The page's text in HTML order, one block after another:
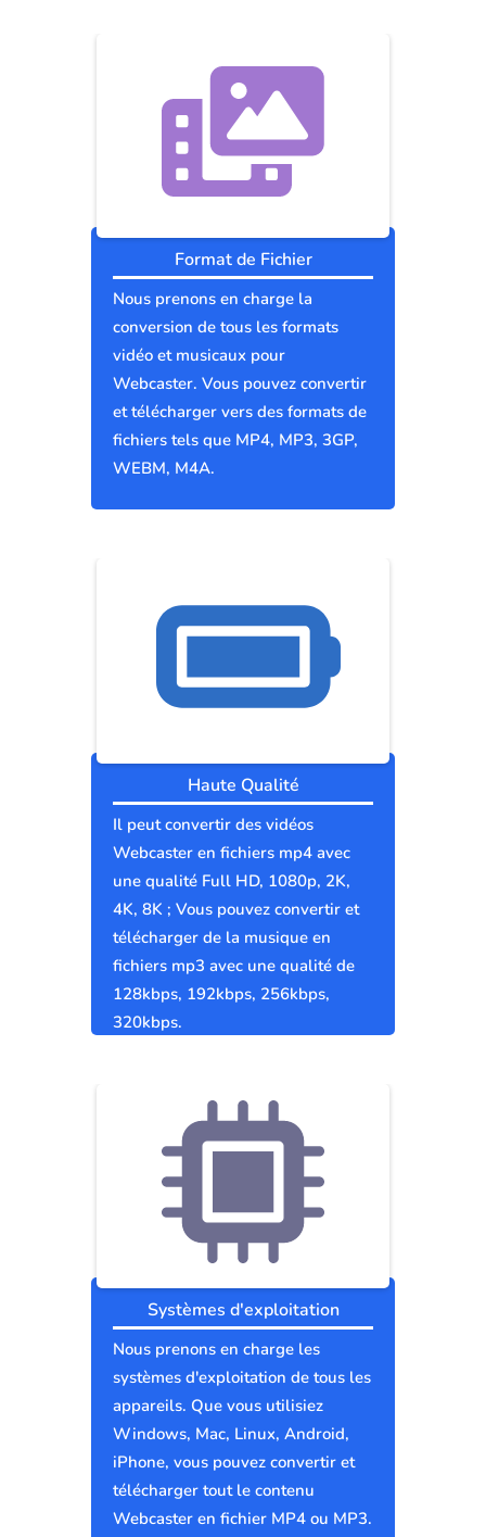
Format de Fichier
Nous prenons en charge la
conversion de tous les formats
vidéo et musicaux pour
Webcaster. Vous pouvez convertir
et télécharger vers des formats de
fichiers tels que MP4, MP3, 3GP,
WEBM, M4A.
Haute Qualité
Il peut convertir des vidéos
Webcaster en fichiers mp4 avec
une qualité Full HD, 1080p, 2K,
4K, 8K ; Vous pouvez convertir et
télécharger de la musique en
fichiers mp3 avec une qualité de
128kbps, 192kbps, 256kbps,
320kbps.
Systèmes d'exploitation
Nous prenons en charge les
systèmes d'exploitation de tous les
appareils. Que vous utilisiez
Windows, Mac, Linux, Android,
iPhone, vous pouvez convertir et
télécharger tout le contenu
Webcaster en fichier MP4 ou MP3.